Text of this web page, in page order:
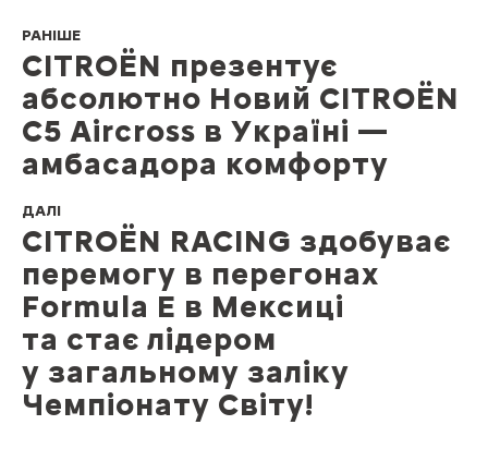
РАНІШЕ
CITROËN презентує
абсолютно Новий CITROËN
C5 Aircross в Україні —
амбасадора комфорту
ДАЛІ
CITROËN RACING здобуває
перемогу в перегонах
Formula E в Мексиці
та стає лідером
у загальному заліку
Чемпіонату Світу!